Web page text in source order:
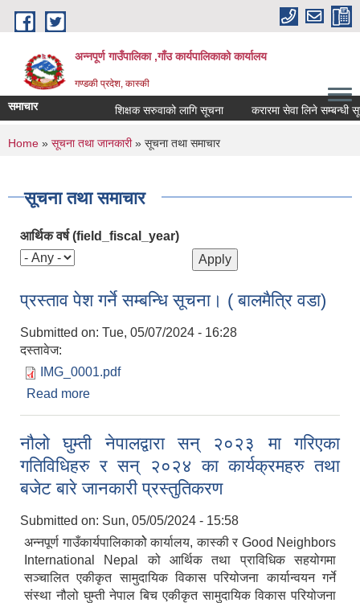
Skip to main content
अन्नपूर्ण गाउँपालिका ,गाँउ कार्यपालिकाको कार्यालय
गण्डकी प्रदेश, कास्की
समाचार शिक्षक सरुवाको लागि सूचना करारमा सेवा लिने सम्बन्धी
You are here
Home » सूचना तथा जानकारी» सूचना तथा समाचार
सूचना तथा समाचार
आर्थिक वर्ष (field_fiscal_year)
प्रस्ताव पेश गर्ने सम्बन्धि सूचना। ( बालमैत्रि वडा)
Submitted on: Tue, 05/07/2024 - 16:28
दस्तावेज:
IMG_0001.pdf
Read more
नौलो घुम्ती नेपालद्वारा सन् २०२३ मा गरिएका
गतिविधिहरु र सन् २०२४ का कार्यक्रमहरु तथा
बजेट बारे जानकारी प्रस्तुतिकरण
Submitted on: Sun, 05/05/2024 - 15:58
अन्नपूर्ण गाउँकार्यपालिकाकोे कार्यालय, कास्की र Good Neighbors
International Nepal को आर्थिक तथा प्राविधिक सहयोगमा
सञ्चालित एकीकृत सामुदायिक विकास परियोजना कार्यान्वयन गर्ने
संस्था नौलो घुम्ती नेपाल बिच एकीकृत सामुदायिक विकास परियोजना